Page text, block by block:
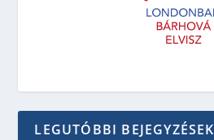
LEGUTÓBBI BEJEGYZÉSEK